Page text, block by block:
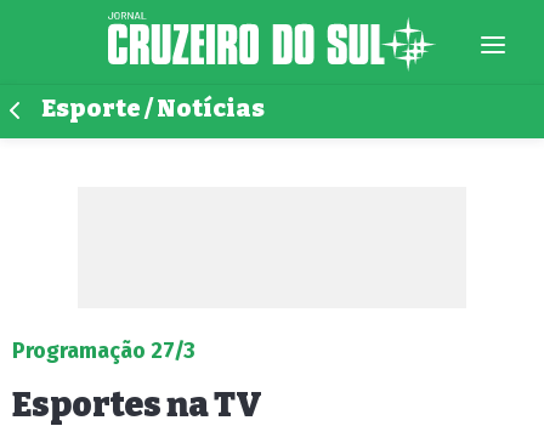
Esporte / Notícias
Programação 27/3
Esportes na TV